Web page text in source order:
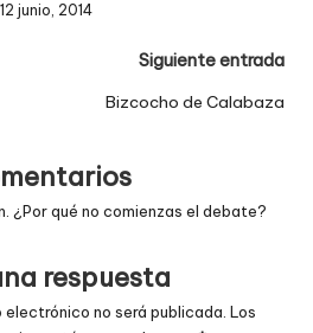
junio, 2014
Siguiente entrada
Bizcocho de Calabaza
¿Por qué no comienzas el debate?
respuesta
no será publicada. Los